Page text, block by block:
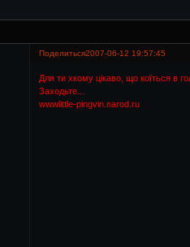
Поделиться2007-06-12 19:57:45
Для ти хкому цікаво, що коїться в
Заходьте...
wwwlittle-pingvin.narod.ru